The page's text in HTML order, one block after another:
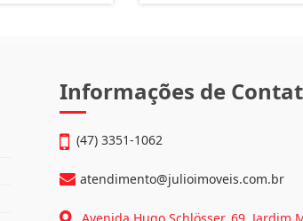
Informações de Contato